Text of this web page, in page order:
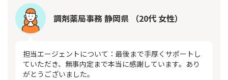
調剤薬局事務 静岡県 （20代 女性）
担当エージェントについて：最後まで手厚くサポートし
ていただき、無事内定まで本当に感謝しています。あり
がとうございました。